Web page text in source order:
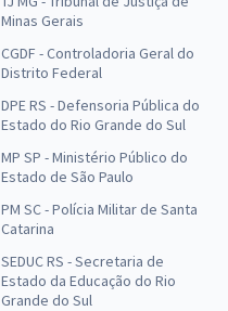
Minas Gerais
CGDF - Controladoria Geral do
Distrito Federal
DPE RS - Defensoria Pública do
Estado do Rio Grande do Sul
MP SP - Ministério Público do
Estado de São Paulo
PM SC - Polícia Militar de Santa
Catarina
SEDUC RS - Secretaria de
Estado da Educação do Rio
Grande do Sul